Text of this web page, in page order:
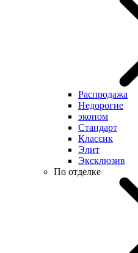
Распродажа
Недорогие
эконом
Стандарт
Классик
Элит
Эксклюзив
По отделке